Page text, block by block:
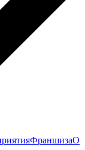
ФраншизаО